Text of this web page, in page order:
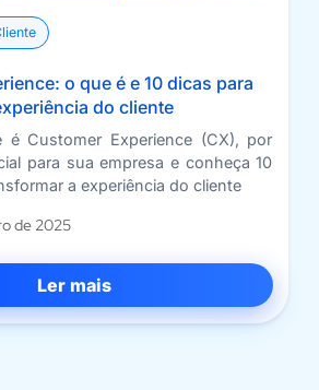
o que é e 10 dicas para
do cliente
é Customer Experience (CX), por
para sua empresa e conheça 10
a experiência do cliente
de 2025
Ler mais